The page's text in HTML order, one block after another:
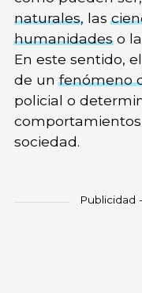
naturales, las
humanidadeso la
En este sentido,
de unfenómeno
policial o
sociedad.